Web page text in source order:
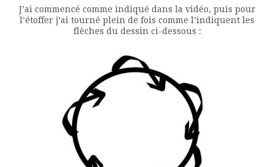
J’ai commencé comme indiqué dans la vidéo, puis pour
l’étoffer j’ai tourné plein de fois comme l’indiquent les
flèches du dessin ci-dessous :